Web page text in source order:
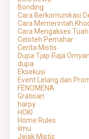
Bonding
Cara Berkomunikasi
Cara Memerintah
Cara Mengakses
Celoteh Pemahar
Cerita Mistis
Dupa Tjap Raja
dupa.
Eksekusi
Event Lelang dan
FENOMENA
Gratisan
harpy
HOKI
Home Rules
ilmu
Jejak Mistis